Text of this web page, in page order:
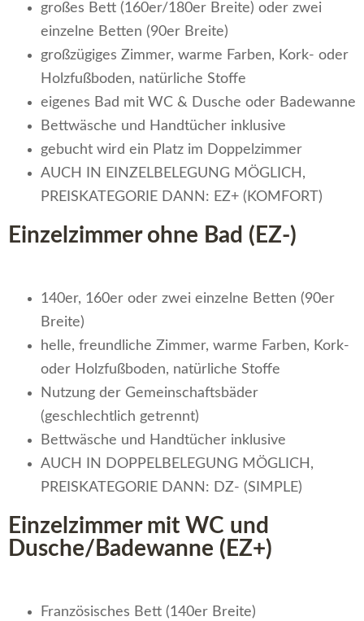
großes Bett (160er/180er Breite) oder zwei
einzelne Betten (90er Breite)
großzügiges Zimmer, warme Farben, Kork- oder
Holzfußboden, natürliche Stoffe
eigenes Bad mit WC & Dusche oder Badewanne
Bettwäsche und Handtücher inklusive
gebucht wird ein Platz im Doppelzimmer
AUCH IN EINZELBELEGUNG MÖGLICH,
PREISKATEGORIE DANN: EZ+ (KOMFORT)
Einzelzimmer ohne Bad (EZ-)
140er, 160er oder zwei einzelne Betten (90er
Breite)
helle, freundliche Zimmer, warme Farben, Kork-
oder Holzfußboden, natürliche Stoffe
Nutzung der Gemeinschaftsbäder
(geschlechtlich getrennt)
Bettwäsche und Handtücher inklusive
AUCH IN DOPPELBELEGUNG MÖGLICH,
PREISKATEGORIE DANN: DZ- (SIMPLE)
Einzelzimmer mit WC und
Dusche/Badewanne (EZ+)
Französisches Bett (140er Breite)